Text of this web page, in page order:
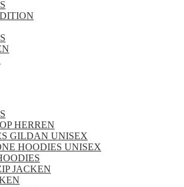
HERREN
GILDAN UNISEX
HOODIES UNISEX
JACKEN